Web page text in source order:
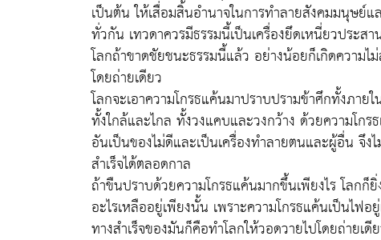
เป็นต้น ให้เสื่อมสิ้นอำนาจในการทำลายสังคมมนุษย์
ทั่วกัน เทวดาควรมีธรรมนี้เป็นเครื่องยึดเหนี่ยวประส
โลกถ้าขาดชัยชนะธรรมนี้แล้ว อย่างน้อยก็เกิดความ
โดยถ่ายเดียว
โลกจะเอาความโกรธแค้นมาปราบปรามข้าศึกทั้งภาย
ทั้งใกล้และไกล ทั้งวงแคบและวงกว้าง ด้วยความโกร
อันเป็นของไม่ดีและเป็นเครื่องทำลายตนและผู้อื่น จึง
สำเร็จได้ตลอดกาล
ถ้าขืนปราบด้วยความโกรธแค้นมากขึ้นเพียงไร โลก
อะไรเหลืออยู่เพียงนั้น เพราะความโกรธแค้นเป็นไฟ
ทางสำเร็จของมันก็คือทำโลกให้วอดวายไปโดยถ่ายเ